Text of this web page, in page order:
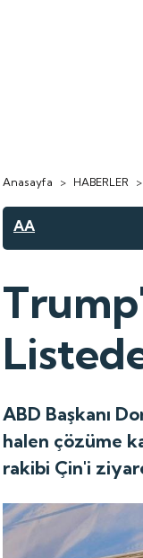
Anasayfa > HABERLER >
AA
ABD Başkanı
halen çözüme
rakibi Çin'i